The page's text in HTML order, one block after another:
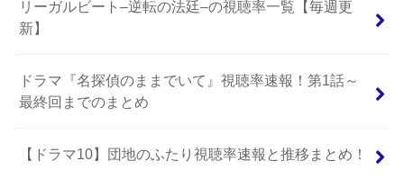
リーガルビート–逆転の法廷–の視聴率一覧【毎週更
新】
ドラマ『名探偵のままでいて』視聴率速報！第1話～
最終回までのまとめ
【ドラマ10】団地のふたり視聴率速報と推移まとめ！